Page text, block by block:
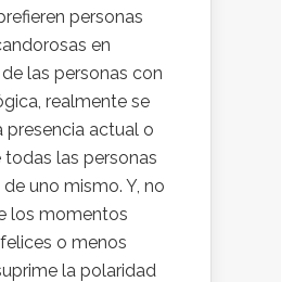
personas
en
las personas con
realmente se
presencia actual o
las personas
uno mismo. Y, no
los momentos
o menos
la polaridad